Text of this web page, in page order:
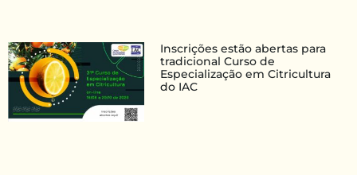
Inscrições estão abertas para
tradicional Curso de
Especialização em Citricultura
do IAC